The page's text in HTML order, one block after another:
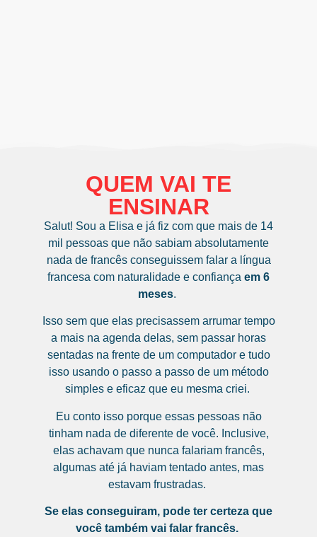
QUEM VAI TE
ENSINAR
Salut! Sou a Elisa e já fiz com que mais de 14
mil pessoas que não sabiam absolutamente
nada de francês conseguissem falar a língua
francesa com naturalidade e confiança em 6
meses.
Isso sem que elas precisassem arrumar tempo
a mais na agenda delas, sem passar horas
sentadas na frente de um computador e tudo
isso usando o passo a passo de um método
simples e eficaz que eu mesma criei.
Eu conto isso porque essas pessoas não
tinham nada de diferente de você. Inclusive,
elas achavam que nunca falariam francês,
algumas até já haviam tentado antes, mas
estavam frustradas.
Se elas conseguiram, pode ter certeza que
você também vai falar francês.